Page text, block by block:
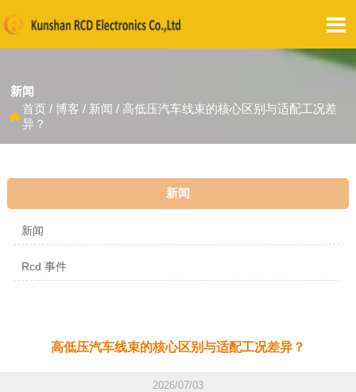

新闻

首页 / 博客 / 新闻 / 高低压汽车线束的核心区别与适配工况差
异？
新闻
新闻
Rcd 事件
高低压汽车线束的核心区别与适配工况差异？
2026/07/03